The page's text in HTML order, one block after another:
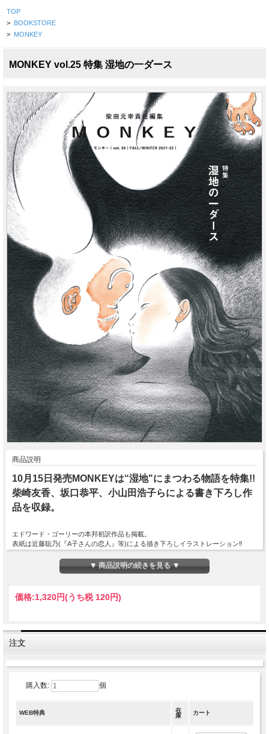
TOP
> BOOKSTORE
> MONKEY
MONKEY vol.25 特集 湿地の一ダース
商品説明
10月15日発売MONKEYは“湿地"にまつわる物語を特集!!
柴崎友香、坂口恭平、小山田浩子らによる書き下ろし作
品を収録。
エドワード・ゴーリーの本邦初訳作品も掲載。
表紙は近藤聡乃(『A子さんの恋人』等)による描き下ろしイラストレーション‼︎
今号の購入者特典は近藤聡乃による
湿地の一ダースに掲載されている11作品を解説した
▼ 商品説明の続きを見る ▼
価格:1,320円(うち税 120円)
注文
購入数: 個
WEB特典
在
庫
カート